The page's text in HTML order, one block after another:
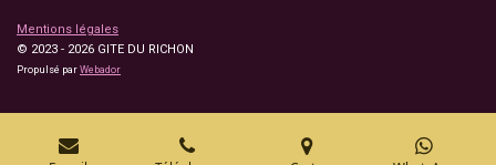
Mentions légales
© 2023 - 2026 GITE DU RICHON
Propulsé par Webador